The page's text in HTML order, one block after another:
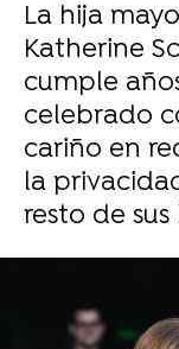
La hija
Katherine
cumple
celebrado
cariño en
la
resto de
Chris Pratt